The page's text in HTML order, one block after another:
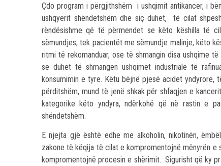
Çdo program i përgjithshëm i ushqimit antikancer, i
ushqyerit shëndetshëm dhe siç duhet, të cilat
rëndësishme që të përmendet se këto këshilla të
sëmundjes, tek pacientët me sëmundje malinje, këto
ritmi të rekomanduar, ose të shmangin disa ushqime
se duhet të shmangen ushqimet industriale të
konsumimin e tyre. Këtu bëjnë pjesë acidet yndyrore,
përditshëm, mund të jenë shkak për shfaqjen e
kategorike këto yndyra, ndërkohë që në rastin e
shëndetshëm.
E njejta gjë është edhe me alkoholin, nikotinën,
zakone të këqija të cilat e kompromentojnë mënyrën
kompromentojnë procesin e shërimit. Sigurisht që ky